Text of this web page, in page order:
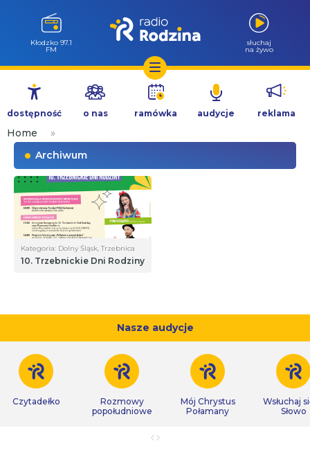
Przejdź
treści
Wołów 99.6
FM
słuchaj
na żywo
dostępność o nas ramówka audycje reklama
Home
»
Archiwum
Kategoria: Dolny Śląsk, Trzebnica
10. Trzebnickie Dni Rodziny
Nasze audycje
Czytadełko
Rozmowy
popołudniowe
Mój Chrystus
Połamany
Wsłuchaj
Słowo